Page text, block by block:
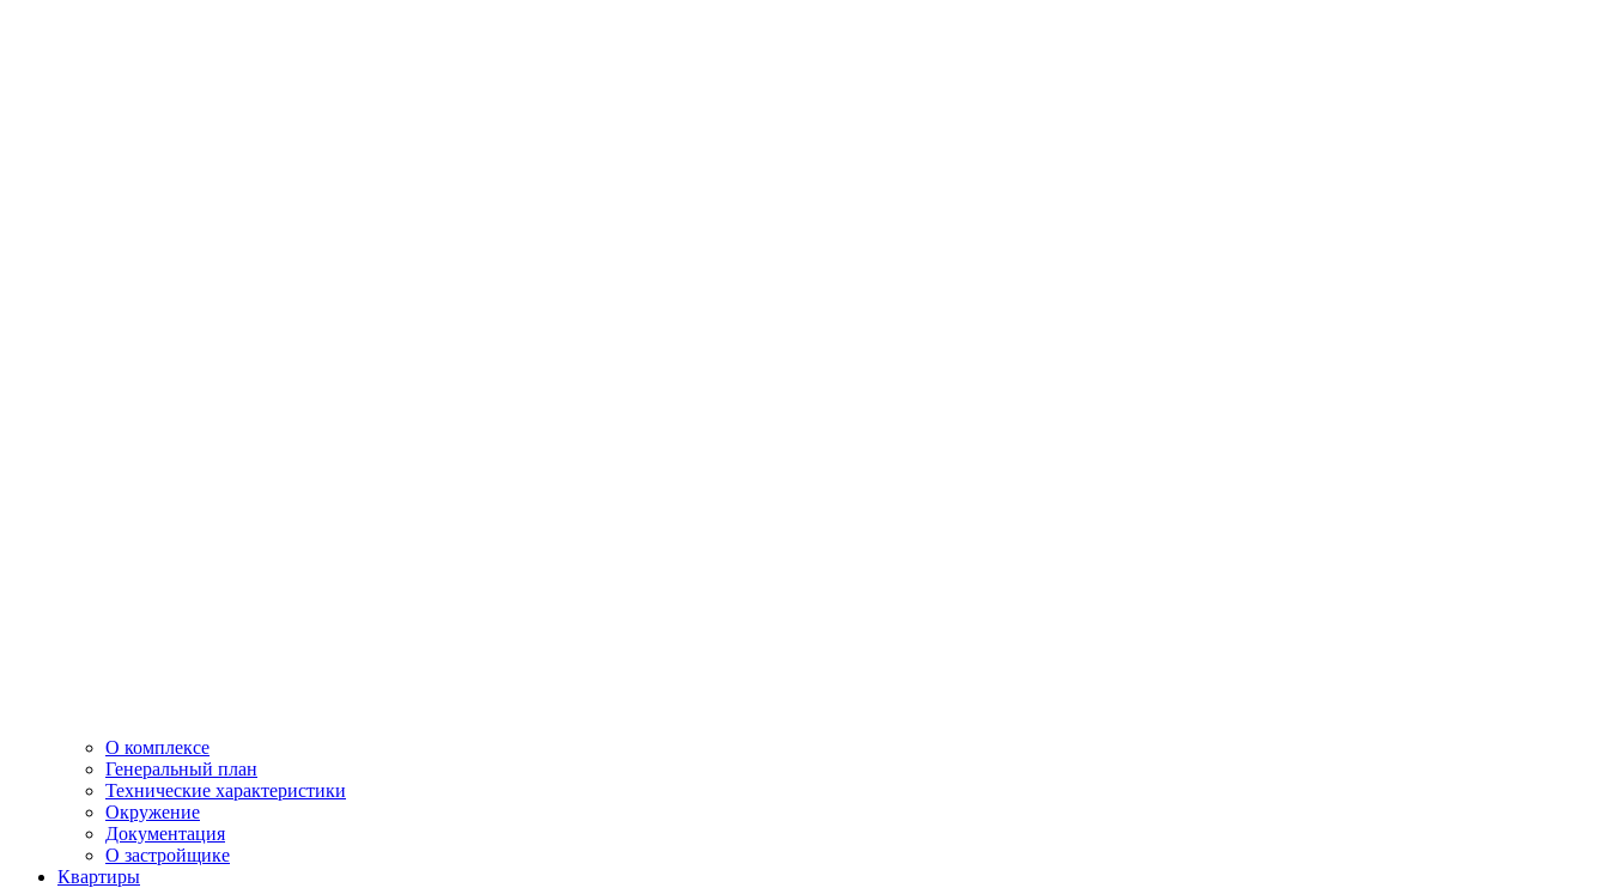
О комплексе
Генеральный план
Технические характеристики
Окружение
Документация
О застройщике
Квартиры